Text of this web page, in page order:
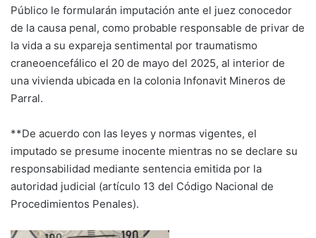
Público le formularán imputación ante el juez conocedor
de la causa penal, como probable responsable de privar de
la vida a su expareja sentimental por traumatismo
craneoencefálico el 20 de mayo del 2025, al interior de
una vivienda ubicada en la colonia Infonavit Mineros de
Parral.
**De acuerdo con las leyes y normas vigentes, el
imputado se presume inocente mientras no se declare su
responsabilidad mediante sentencia emitida por la
autoridad judicial (artículo 13 del Código Nacional de
Procedimientos Penales).